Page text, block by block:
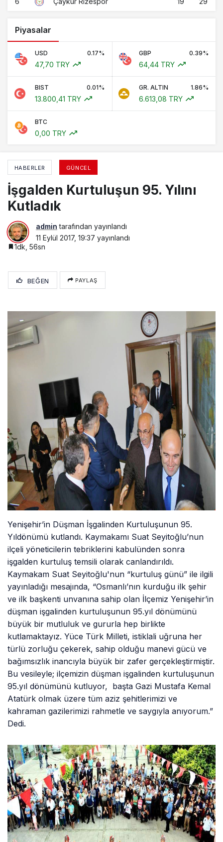
Piyasalar
USD 0.17%
47,70 TRY
GBP 0.39%
64,44 TRY
BIST 0.01%
13.800,41 TRY
GR. ALTIN 1.86%
6.613,08 TRY
BTC
0,00 TRY
HABERLER GÜNCEL
İşgalden Kurtuluşun 95. Yılını
Kutladık
admin tarafından yayınlandı
11 Eylül 2017, 19:37 yayınlandı
1dk, 56sn
BEĞEN PAYLAŞ
Yenişehir’in Düşman İşgalinden Kurtuluşunun 95.
Yıldönümü kutlandı. Kaymakamı Suat Seyitoğlu’nun
ilçeli yöneticilerin tebriklerini kabulünden sonra
işgalden kurtuluş temsili olarak canlandırıldı.
Kaymakam Suat Seyitoğlu'nun “kurtuluş günü” ile ilgili
yayınladığı mesajında, “Osmanlı’nın kurduğu ilk şehir
ve ilk başkenti unvanına sahip olan İlçemiz Yenişehir’in
düşman işgalinden kurtuluşunun 95.yıl dönümünü
büyük bir mutluluk ve gururla hep birlikte
kutlamaktayız. Yüce Türk Milleti, istiklali uğruna her
türlü zorluğu çekerek, sahip olduğu manevi gücü ve
bağımsızlık inancıyla büyük bir zafer gerçekleştirmiştir.
Bu vesileyle; ilçemizin düşman işgalinden kurtuluşunun
95.yıl dönümünü kutluyor, başta Gazi Mustafa Kemal
Atatürk olmak üzere tüm aziz şehitlerimizi ve
kahraman gazilerimizi rahmetle ve saygıyla anıyorum.”
Dedi.